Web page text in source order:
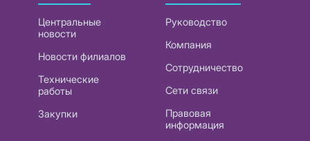
Центральные
новости
Новости филиалов
Технические
работы
Закупки
Руководство
Компания
Сотрудничество
Сети связи
Правовая
информация